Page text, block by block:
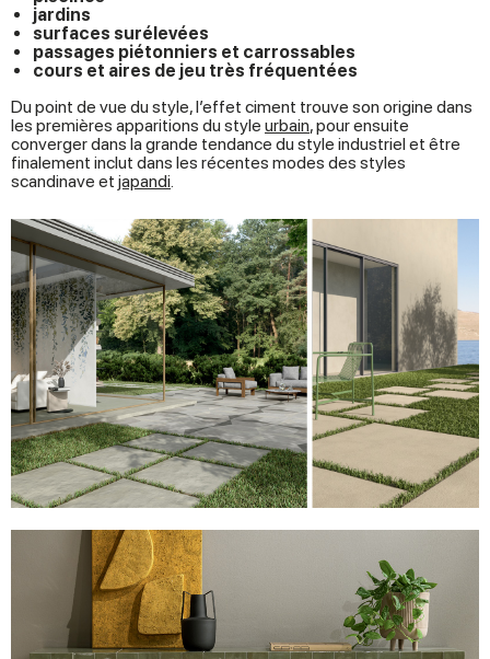
jardins
surfaces surélevées
passages piétonniers et carrossables
cours et aires de jeu très fréquentées
Du point de vue du style, l’effet ciment trouve son origine dans
les premières apparitions du style urbain, pour ensuite
converger dans la grande tendance du style industriel et être
finalement inclut dans les récentes modes des styles
scandinave et japandi.